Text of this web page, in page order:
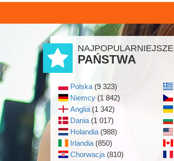
NAJPOPULARNIEJSZE
PAŃSTWA
Polska (9 323)
Niemcy (1 842)
Anglia (1 342)
Dania (1 017)
Holandia (988)
Irlandia (850)
Chorwacja (810)